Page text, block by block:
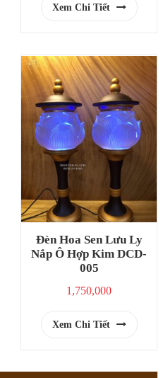
Xem Chi Tiết
Đèn Hoa Sen Lưu Ly
Nắp Ô Hợp Kim DCD-
005
1,750,000
Xem Chi Tiết